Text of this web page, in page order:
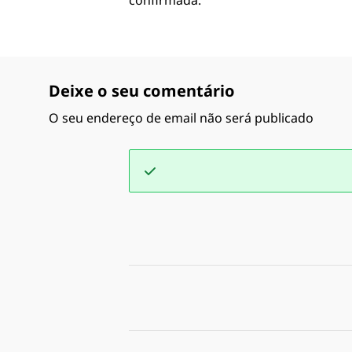
Deixe o seu comentário
O seu endereço de email não será publicado